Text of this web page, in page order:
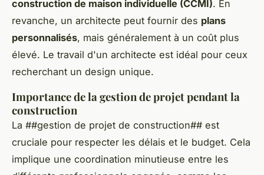
construction de maison individuelle (CCMI). En
revanche, un architecte peut fournir des plans
personnalisés, mais généralement à un coût plus
élevé. Le travail d'un architecte est idéal pour ceux
recherchant un design unique.
Importance de la gestion de projet pendant la
construction
La ##gestion de projet de construction## est
cruciale pour respecter les délais et le budget. Cela
implique une coordination minutieuse entre les